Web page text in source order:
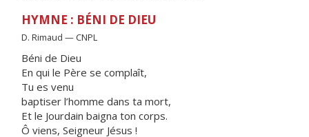
HYMNE : BÉNI DE DIEU
D. Rimaud — CNPL
Béni de Dieu
En qui le Père se complaît,
Tu es venu
baptiser l’homme dans ta mort,
Et le Jourdain baigna ton corps.
Ô viens, Seigneur Jésus !